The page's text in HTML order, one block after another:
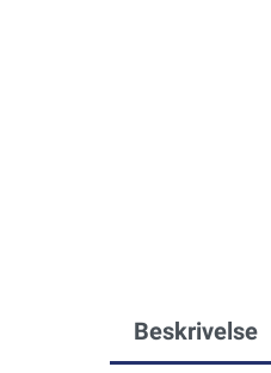
Beskrivelse